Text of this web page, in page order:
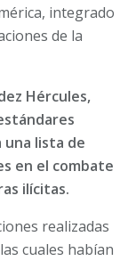
integrado
de la
Hércules,
lista de
en el combate
ilícitas.
realizadas
cuales habían